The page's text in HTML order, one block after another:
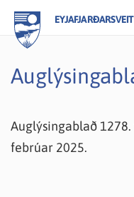
EYJAFJARÐARSVEIT
Auglýsingablað
febrúar 2025.